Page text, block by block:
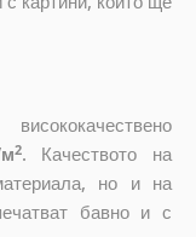
2. Качеството на
но и на
бавно и с